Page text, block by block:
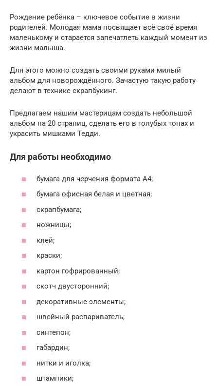
Рождение ребёнка – ключевое событие в жизни
родителей. Молодая мама посвящает всё своё время
маленькому и старается запечатлеть каждый момент из
жизни малыша.
Для этого можно создать своими руками милый
альбом для новорождённого. Зачастую такую работу
делают в технике скрапбукинг.
Предлагаем нашим мастерицам создать небольшой
альбом на 20 страниц, сделать его в голубых тонах и
украсить мишками Тедди.
Для работы необходимо
бумага для черчения формата А4;
бумага офисная белая и цветная;
скрапбумага;
ножницы;
клей;
краски;
картон гофрированный;
скотч двусторонний;
декоративные элементы;
швейный распариватель;
синтепон;
габардин;
нитки и иголка;
штампики;